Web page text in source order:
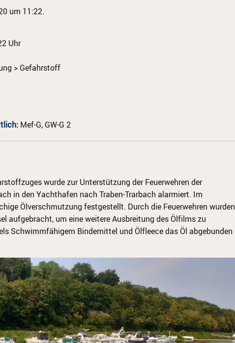
um 11:22.
Uhr
> Gefahrstoff
: Mef-G, GW-G 2
wurde zur Unterstützung der Feuerwehren der
in den Yachthafen nach Traben-Trarbach alarmiert. Im
Ölverschmutzung festgestellt. Durch die Feuerwehren wurden
aufgebracht, um eine weitere Ausbreitung des Ölfilms zu
Schwimmfähigem Bindemittel und Ölfleece das Öl abgebunden